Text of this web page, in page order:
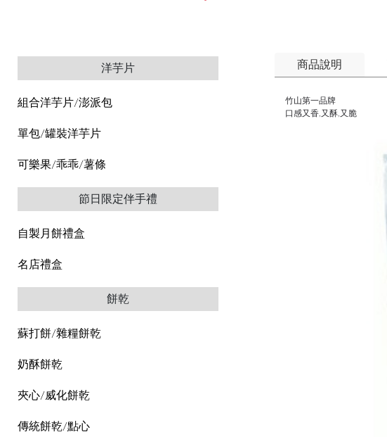
洋芋片
組合洋芋片/澎派包
單包/罐裝洋芋片
可樂果/乖乖/薯條
節日限定伴手禮
自製月餅禮盒
名店禮盒
餅乾
蘇打餅/雜糧餅乾
奶酥餅乾
夾心/威化餅乾
傳統餅乾/點心
商品說明
竹山第一品牌
口感又香,又酥,又脆